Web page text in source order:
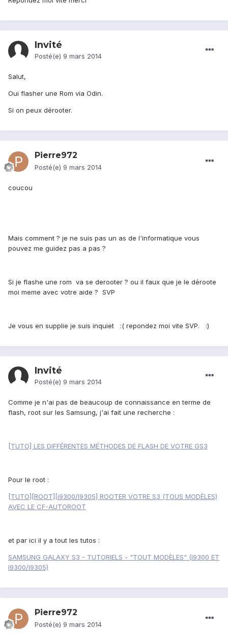
Invité
Posté(e) 9 mars 2014
Salut,
Oui flasher une Rom via Odin.
Si on peux dérooter.
Pierre972
Posté(e) 9 mars 2014
coucou
Mais comment ? je ne suis pas un as de l'informatique vous
pouvez me guidez pas a pas ?
Si je flashe une rom va se derooter ? ou il faux que je le déroote
moi meme avec votre aide ? SVP
Je vous en supplie je suis inquiet :( repondez moi vite SVP. :)
Invité
Posté(e) 9 mars 2014
Comme je n'ai pas de beaucoup de connaissance en terme de
flash, root sur les Samsung, j'ai fait une recherche :
[TUTO] LES DIFFÉRENTES MÉTHODES DE FLASH DE VOTRE GS3
Pour le root :
[TUTO][ROOT][i9300/I9305] ROOTER VOTRE S3 (TOUS MODÈLES)
AVEC LE CF-AUTOROOT
et par ici il y a tout les tutos :
SAMSUNG GALAXY S3 - TUTORIELS - "TOUT MODÈLES" (I9300 ET
I9300/I9305)
Pierre972
Posté(e) 9 mars 2014